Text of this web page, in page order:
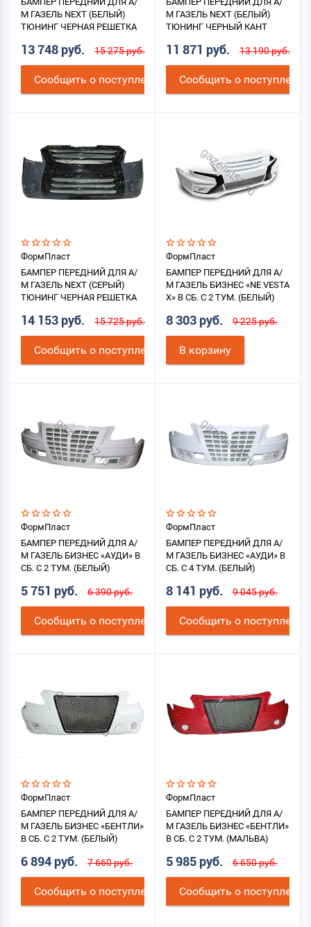
М ГАЗЕЛЬ NEXT (БЕЛЫЙ)
ТЮНИНГ ЧЕРНАЯ РЕШЕТКА
13 748 руб. 15 275 руб.
Cообщить о поступлении
М ГАЗЕЛЬ NEXT (БЕЛЫЙ)
ТЮНИНГ ЧЕРНЫЙ КАНТ
11 871 руб. 13 190 руб.
Cообщить о поступлении
ФормПласт
БАМПЕР ПЕРЕДНИЙ ДЛЯ А/
М ГАЗЕЛЬ NEXT (СЕРЫЙ)
ТЮНИНГ ЧЕРНАЯ РЕШЕТКА
14 153 руб. 15 725 руб.
Cообщить о поступлении
ФормПласт
БАМПЕР ПЕРЕДНИЙ ДЛЯ А/
М ГАЗЕЛЬ БИЗНЕС «NE VESTA
X» В СБ. С 2 ТУМ. (БЕЛЫЙ)
8 303 руб. 9 225 руб.
В корзину
ФормПласт
БАМПЕР ПЕРЕДНИЙ ДЛЯ А/
М ГАЗЕЛЬ БИЗНЕС «АУДИ» В
СБ. С 2 ТУМ. (БЕЛЫЙ)
5 751 руб. 6 390 руб.
Cообщить о поступлении
ФормПласт
БАМПЕР ПЕРЕДНИЙ ДЛЯ А/
М ГАЗЕЛЬ БИЗНЕС «АУДИ» В
СБ. С 4 ТУМ. (БЕЛЫЙ)
8 141 руб. 9 045 руб.
Cообщить о поступлении
ФормПласт
БАМПЕР ПЕРЕДНИЙ ДЛЯ А/
М ГАЗЕЛЬ БИЗНЕС «БЕНТЛИ»
В СБ. С 2 ТУМ. (БЕЛЫЙ)
6 894 руб. 7 660 руб.
Cообщить о поступлении
ФормПласт
БАМПЕР ПЕРЕДНИЙ ДЛЯ А/
М ГАЗЕЛЬ БИЗНЕС «БЕНТЛИ»
В СБ. С 2 ТУМ. (МАЛЬВА)
5 985 руб. 6 650 руб.
Cообщить о поступлении